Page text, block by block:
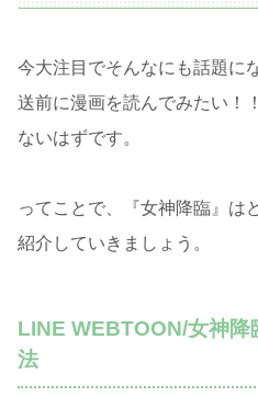
今大注目でそんなにも話題に
送前に漫画を読んでみたい！
ないはずです。
ってことで、『女神降臨』は
紹介していきましょう。
LINE WEBTOON/女神降
法